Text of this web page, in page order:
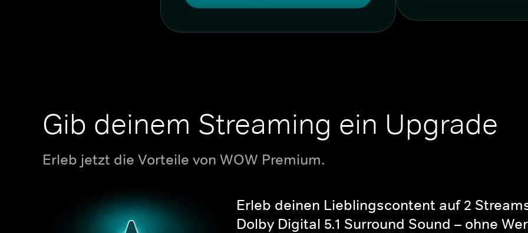
Gib deinem Streaming ein Upgrade
Erleb jetzt die Vorteile von WOW Premium.
Erleb deinen Lieblingscontent auf 2
Dolby Digital 5.1 Surround Sound – ohne